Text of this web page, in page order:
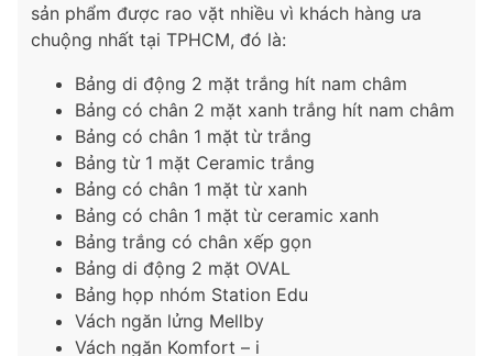
sản phẩm được rao vặt nhiều vì khách hàng ưa
chuộng nhất tại TPHCM, đó là:
Bảng di động 2 mặt trắng hít nam châm
Bảng có chân 2 mặt xanh trắng hít nam châm
Bảng có chân 1 mặt từ trắng
Bảng từ 1 mặt Ceramic trắng
Bảng có chân 1 mặt từ xanh
Bảng có chân 1 mặt từ ceramic xanh
Bảng trắng có chân xếp gọn
Bảng di động 2 mặt OVAL
Bảng họp nhóm Station Edu
Vách ngăn lửng Mellby
Vách ngăn Komfort – i